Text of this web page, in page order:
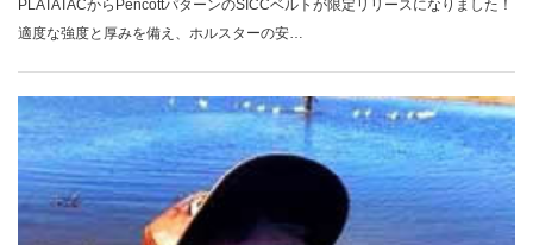
PLATATACからPencottパターンのSICCベルトが限定リリースになりました！
適度な強度と厚みを備え、ホルスターの安…